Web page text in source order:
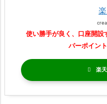
使い勝手が良く、口座開設
パーポイン
楽